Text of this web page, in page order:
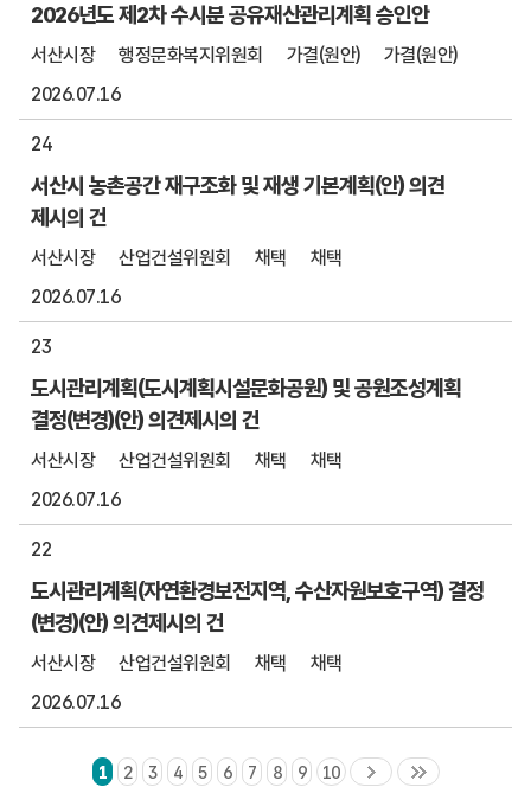
2026년도 제2차 수시분 공유재산관리계획 승인안
서산시장 행정문화복지위원회 가결(원안)
가결(원안)
2026.07.16
24
서산시 농촌공간 재구조화 및 재생 기본계획(안) 의견
제시의 건
서산시장 산업건설위원회 채택
채택
2026.07.16
23
도시관리계획(도시계획시설문화공원) 및 공원조성계획
결정(변경)(안) 의견제시의 건
서산시장 산업건설위원회 채택
채택
2026.07.16
22
도시관리계획(자연환경보전지역, 수산자원보호구역) 결정
(변경)(안) 의견제시의 건
서산시장 산업건설위원회 채택
채택
2026.07.16
1 2 3 4 5 6 7 8 9 10